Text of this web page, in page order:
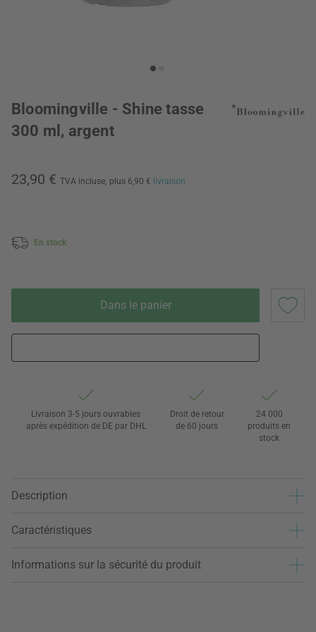
Bloomingville - Shine tasse
300 ml, argent
23,90 € TVA incluse, plus 6,90 € livraison
En stock
Dans le panier
Livraison 3-5 jours ouvrables
après expédition de DE par DHL
Droit de retour
de 60 jours
24 000
produits en
stock
Description
Caractéristiques
Informations sur la sécurité du produit